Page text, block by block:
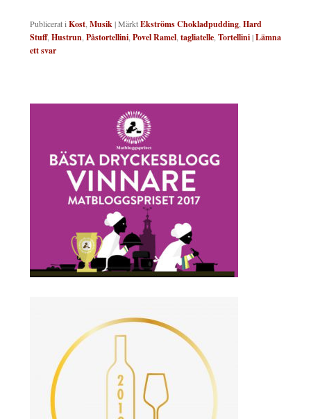
Publicerat i Kost Musik|MärktEkströms Chokladpudding Hard
Stuff, Hustrun Påstortellini Povel Ramel tagliatelle Tortellini|Lämna
ett svar